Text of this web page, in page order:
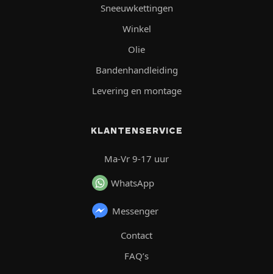
Sneeuwkettingen
Winkel
Olie
Bandenhandleiding
Levering en montage
KLANTENSERVICE
Ma-Vr 9-17 uur
WhatsApp
Messenger
Contact
FAQ’s